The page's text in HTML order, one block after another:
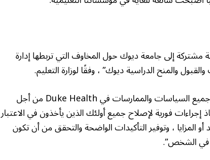
إلى جامعة ديوك حول المخاوف التي تربطها إدارة
والمنح الدراسية ديوك” ، وفقًا لوزارة التعليم.
تتطلب الرسالة أن يقوم قادة الجامعة “بمراجعة جميع السياسات والممارسات في Duke Health من أجل
إجراءات فورية لإصلاح جميع أولئك الذين يأخذون في الاعتبار
المزايا ، وتوفير التأكيدات الواضحة والتحقق من أن تكون
في الشخص”.